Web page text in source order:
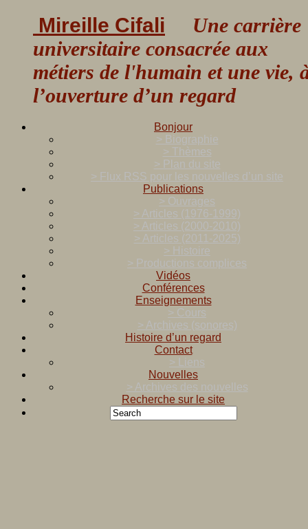
Mireille Cifali Une carrière
universitaire consacrée aux
métiers de l'humain et une vie,
l’ouverture d’un regard
Bonjour
> Biographie
> Thèmes
> Plan du site
> Flux RSS pour les nouvelles d’un site
Publications
> Ouvrages
> Articles (1976-1999)
> Articles (2000-2010)
> Articles (2011-2025)
> Histoire
> Productions complices
Vidéos
Conférences
Enseignements
> Cours
> Archives (sonores)
Histoire d’un regard
Contact
> Liens
Nouvelles
> Archives des nouvelles
Recherche sur le site